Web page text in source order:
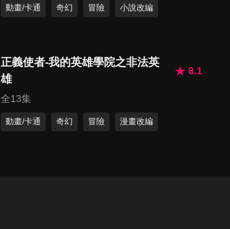
24分鐘
24分鐘
動畫/卡通 奇幻 冒險 小說改編
正義使者-我的英雄學院之非法英
雄
8.1
全13集
動畫/卡通 奇幻 冒險 漫畫改編